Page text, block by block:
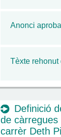
Anonci
Tèxte
Definició
de càrregues
carrèr Deth